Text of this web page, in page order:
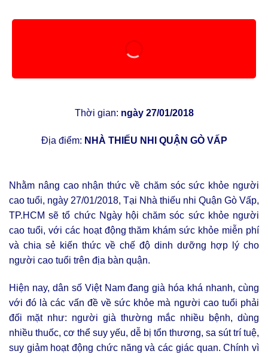
Thời gian: ngày 27/01/2018
Địa điểm: NHÀ THIẾU NHI QUẬN GÒ VẤP
Nhằm nâng cao nhận thức về chăm sóc sức khỏe người
cao tuổi, ngày 27/01/2018, Tại Nhà thiếu nhi Quận Gò Vấp,
TP.HCM sẽ tổ chức Ngày hội chăm sóc sức khỏe người
cao tuổi, với các hoạt động thăm khám sức khỏe miễn phí
và chia sẻ kiến thức về chế độ dinh dưỡng hợp lý cho
người cao tuổi trên địa bàn quận.
Hiện nay, dân số Việt Nam đang già hóa khá nhanh, cùng
với đó là các vấn đề về sức khỏe mà người cao tuổi phải
đối mặt như: người già thường mắc nhiều bệnh, dùng
nhiều thuốc, cơ thể suy yếu, dễ bị tổn thương, sa sút trí tuệ,
suy giảm hoạt động chức năng và các giác quan. Chính vì